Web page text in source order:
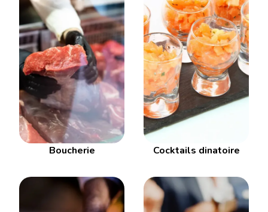
Boucherie Cocktails dinatoire